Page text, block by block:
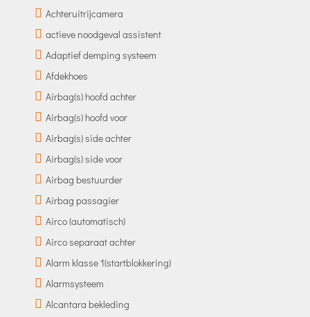
Achteruitrijcamera
actieve noodgeval assistent
Adaptief demping systeem
Afdekhoes
Airbag(s) hoofd achter
Airbag(s) hoofd voor
Airbag(s) side achter
Airbag(s) side voor
Airbag bestuurder
Airbag passagier
Airco (automatisch)
Airco separaat achter
Alarm klasse 1(startblokkering)
Alarmsysteem
Alcantara bekleding